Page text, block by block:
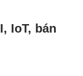
IoT, bán